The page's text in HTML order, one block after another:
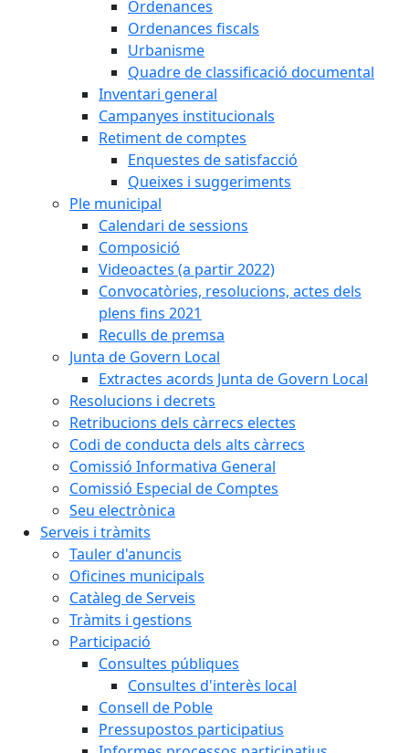
Ordenances
Ordenances fiscals
Urbanisme
Quadre de classificació documental
Inventari general
Campanyes institucionals
Retiment de comptes
Enquestes de satisfacció
Queixes i suggeriments
Ple municipal
Calendari de sessions
Composició
Videoactes (a partir 2022)
Convocatòries, resolucions, actes dels
plens fins 2021
Reculls de premsa
Junta de Govern Local
Extractes acords Junta de Govern Local
Resolucions i decrets
Retribucions dels càrrecs electes
Codi de conducta dels alts càrrecs
Comissió Informativa General
Comissió Especial de Comptes
Seu electrònica
Serveis i tràmits
Tauler d'anuncis
Oficines municipals
Catàleg de Serveis
Tràmits i gestions
Participació
Consultes públiques
Consultes d'interès local
Consell de Poble
Pressupostos participatius